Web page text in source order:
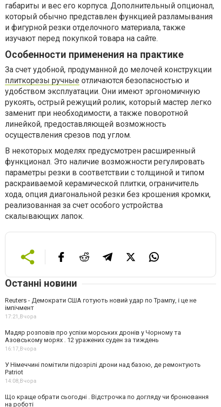
габариты и вес его корпуса. Дополнительный опционал,
который обычно представлен функцией разламывания
и фигурной резки отделочного материала, также
изучают перед покупкой товара на сайте.
Особенности применения на практике
За счет удобной, продуманной до мелочей конструкции
плиткорезы ручные отличаются безопасностью и
удобством эксплуатации. Они имеют эргономичную
рукоять, острый режущий ролик, который мастер легко
заменит при необходимости, а также поворотной
линейкой, предоставляющей возможность
осуществления срезов под углом.
В некоторых моделях предусмотрен расширенный
функционал. Это наличие возможности регулировать
параметры резки в соответствии с толщиной и типом
раскраиваемой керамической плитки, ограничитель
хода, опция диагональной резки без крошения кромки,
реализованная за счет особого устройства
скалывающих лапок.
Останні новини
Reuters - Демократи США готують новий удар по Трампу, і це не
імпічмент
17:21,Вчора
Мадяр розповів про успіхи морських дронів у Чорному та
Азовському морях . 12 уражених суден за тиждень
16:17,Вчора
У Німеччині помітили підозрілі дрони над базою, де ремонтують
Patriot
14:08,Вчора
Що краще обрати сьогодні . Відстрочка по догляду чи бронювання
на роботі